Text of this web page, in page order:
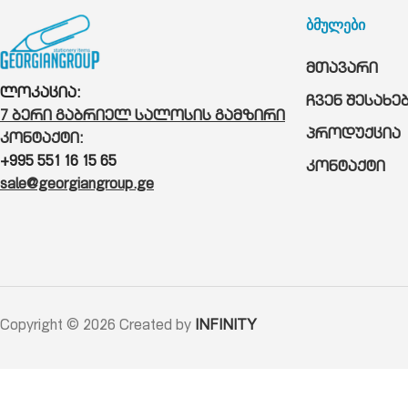
ლოკაცია:
7 ბერი გაბრიელ სალოსის გამზირი
კონტაქტი:
+995 551 16 15 65
sale@georgiangroup.ge
ბმულები
მთავარი
ჩვენ
პროდუქცია
კონტაქტი
Copyright © 2026 Created by INFINITY